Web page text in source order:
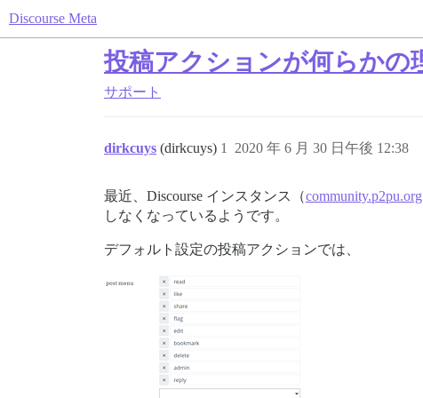
Discourse Meta
投稿アクションが何らかの
サポート
dirkcuys (dirkcuys) 2020 年 6 月 30 日午後 12:38
1
最近、Discourse インスタンス（community.p2pu.org
しなくなっているようです。
デフォルト設定の投稿アクションでは、